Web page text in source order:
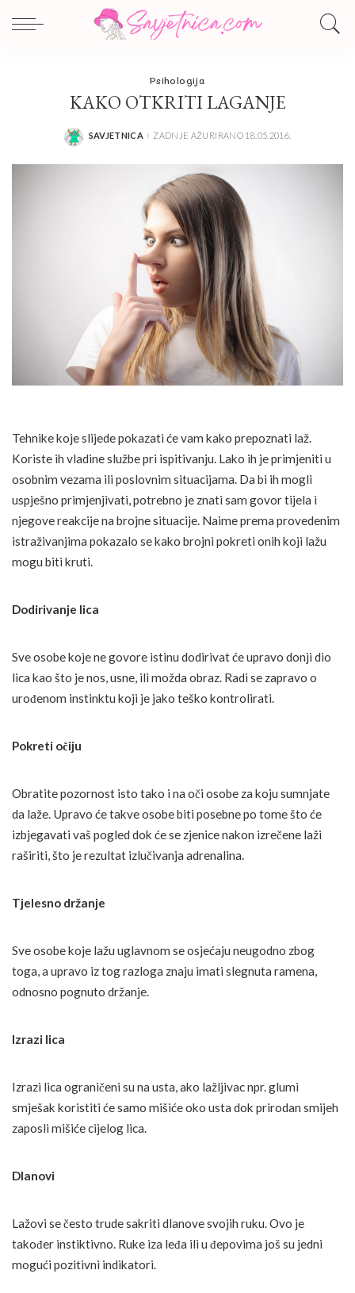
Psihologija
KAKO OTKRITI LAGANJE
POSTED
SAVJETNICA ZADNJE AŽURIRANO 18.05.2016.
Tehnike koje slijede pokazati će vam kako prepoznati laž.
Koriste ih vladine službe pri ispitivanju. Lako ih je primjeniti u
osobnim vezama ili poslovnim situacijama. Da bi ih mogli
uspješno primjenjivati, potrebno je znati sam govor tijela i
njegove reakcije na brojne situacije. Naime prema provedenim
istraživanjima pokazalo se kako brojni pokreti onih koji lažu
mogu biti kruti.
Dodirivanje lica
Sve osobe koje ne govore istinu dodirivat će upravo donji dio
lica kao što je nos, usne, ili možda obraz. Radi se zapravo o
urođenom instinktu koji je jako teško kontrolirati.
Pokreti očiju
Obratite pozornost isto tako i na oči osobe za koju sumnjate
da laže. Upravo će takve osobe biti posebne po tome što će
izbjegavati vaš pogled dok će se zjenice nakon izrečene laži
raširiti, što je rezultat izlučivanja adrenalina.
Tjelesno držanje
Sve osobe koje lažu uglavnom se osjećaju neugodno zbog
toga, a upravo iz tog razloga znaju imati slegnuta ramena,
odnosno pognuto držanje.
Izrazi lica
Izrazi lica ograničeni su na usta, ako lažljivac npr. glumi
smješak koristiti će samo mišiće oko usta dok prirodan smijeh
zaposli mišiće cijelog lica.
Dlanovi
Lažovi se često trude sakriti dlanove svojih ruku. Ovo je
također instiktivno. Ruke iza leđa ili u đepovima još su jedni
mogući pozitivni indikatori.